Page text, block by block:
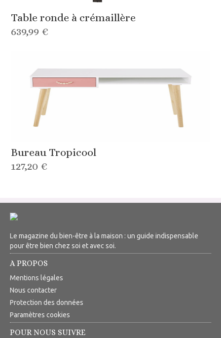
Table ronde à crémaillère
639,99 €
Bureau Tropicool
127,20 €
Le magazine du bien-être à la maison : un guide indispensable
pour être bien chez soi et avec soi.
A PROPOS
Mentions légales
Nous contacter
Protection des données
Paramètres cookies
POUR NOUS SUIVRE